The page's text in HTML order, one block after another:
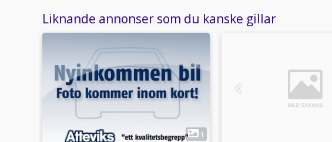
Liknande annonser som du kanske gillar
1